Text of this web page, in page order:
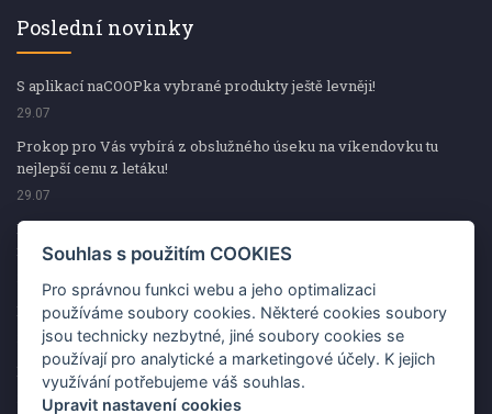
Poslední novinky
S aplikací naCOOPka vybrané produkty ještě levněji!
29.07
Prokop pro Vás vybírá z obslužného úseku na víkendovku tu
nejlepší cenu z letáku!
29.07
Prokop pro Vás vybírá z obslužného úseku na víkendovku tu
nejlepší cenu z letáku!
Kup špekáčky od Váhaly a vyhraj s naCOOPkou sekerku Fiskars
29.07
Prokop pro Vás vybírá na víkendovku ty nejlepší ceny z letáku!
29.07
Souhlas s použitím COOKIES
Pro správnou funkci webu a jeho optimalizaci
používáme soubory cookies. Některé cookies soubory
jsou technicky nezbytné, jiné soubory cookies se
používají pro analytické a marketingové účely. K jejich
využívání potřebujeme váš souhlas.
Upravit nastavení cookies